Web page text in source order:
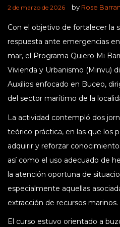
2 de marzo de 2026 by Rose
Con el objetivo de fortalecer la
respuesta ante emergencias
mar, el Programa Quiero Mi
Vivienda y Urbanismo (Minvu)
Auxilios enfocado en Buceo,
del sector marítimo de la
La actividad contempló dos
teórico-práctica, en las que los
adquirir y reforzar
así como el uso adecuado de
la atención oportuna de
especialmente aquellas
extracción de recursos marinos.
El curso estuvo orientado a